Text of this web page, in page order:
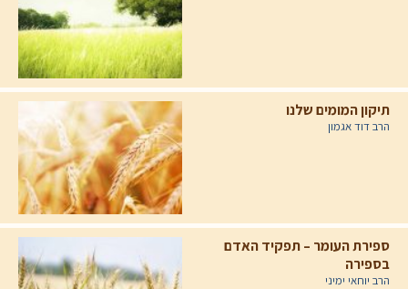
תיקון המומים שלנו
הרב דוד אגמון
ספירת העומר – תפקיד האדם
בספירה
הרב יוחאי ימיני